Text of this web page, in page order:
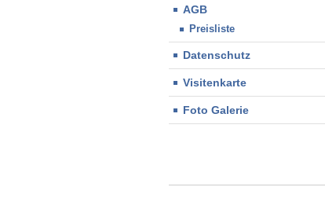
AGB
Preisliste
Datenschutz
Visitenkarte
Foto Galerie